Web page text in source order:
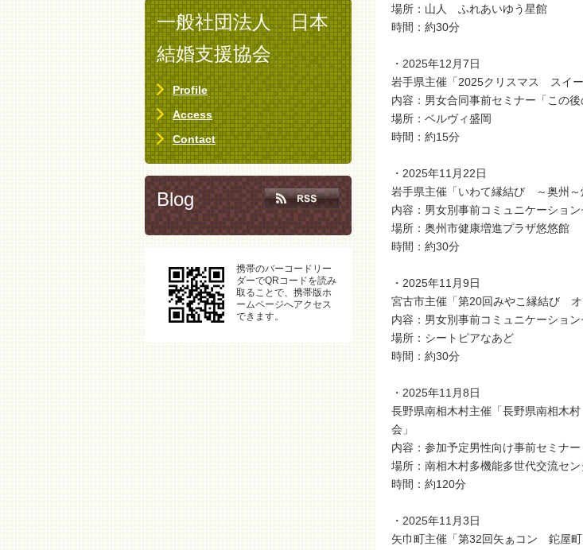
場所：山人 ふれあいゆう星館
時間：約30分
・2025年12月7日
岩手県主催「2025クリスマス スイー
内容：男女合同事前セミナー「この
場所：ベルヴィ盛岡
時間：約15分
・2025年11月22日
岩手県主催「いわて縁結び ～奥州～
内容：男女別事前コミュニケーショ
場所：奥州市健康増進プラザ悠悠館
時間：約30分
・2025年11月9日
宮古市主催「第20回みやこ縁結び オ
内容：男女別事前コミュニケーショ
場所：シートピアなあど
時間：約30分
・2025年11月8日
長野県南相木村主催「長野県南相木
会」
内容：参加予定男性向け事前セミナー
場所：南相木村多機能多世代交流セン
時間：約120分
・2025年11月3日
矢巾町主催「第32回矢ぁコン 鉈屋町
一般社団法人 日本
結婚支援協会
Profile
Access
Contact
Blog
携帯のバーコードリー
ダーでQRコードを読み
取ることで、携帯版ホ
ームページへアクセス
できます。